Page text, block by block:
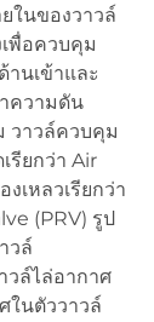
ในของวาวล์
พื่อควบคุม
านเข้าและ
ความดัน
วาวล์ควบคุม
รียกว่า Air
เหลวเรียกว่า
(PRV) รูป
วล์
วล์ไล่อากาศ
ในตัววาวล์